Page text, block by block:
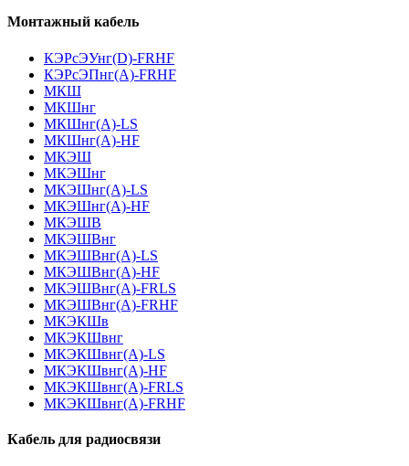
Монтажный кабель
КЭРсЭУнг(D)-FRHF
КЭРсЭПнг(А)-FRHF
МКШ
МКШнг
МКШнг(А)-LS
МКШнг(А)-HF
МКЭШ
МКЭШнг
МКЭШнг(А)-LS
МКЭШнг(А)-HF
МКЭШВ
МКЭШВнг
МКЭШВнг(А)-LS
МКЭШВнг(А)-HF
МКЭШВнг(А)-FRLS
МКЭШВнг(А)-FRHF
МКЭКШв
МКЭКШвнг
МКЭКШвнг(А)-LS
МКЭКШвнг(A)-HF
МКЭКШвнг(А)-FRLS
МКЭКШвнг(A)-FRHF
Кабель для радиосвязи